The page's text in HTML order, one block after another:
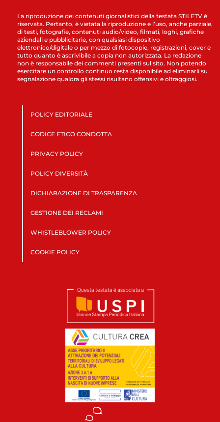
La riproduzione dei contenuti giornalistici della testata STILETV è
riservata. Pertanto, è vietata la riproduzione e l’uso, anche parziale,
di testi, fotografie, contenuti audio/video, filmati, loghi, grafiche
aziendali e pubblicitarie, con qualsiasi dispositivo
elettronico/digitale o per mezzo di fotocopie, registrazioni, cover e
tutto quanto è ascrivibile a copia non autorizzata. La redazione
non è responsabile dei commenti presenti sul sito. Non potendo
esercitare un controllo continuo resta disponibile ad eliminarli su
segnalazione qualora gli stessi risultano offensivi e oltraggiosi.
POLICY EDITORIALE
CODICE ETICO CONDOTTA
PRIVACY POLICY
POLICY DIVERSITÀ
DICHIARAZIONE DI TRASPARENZA
GESTIONE DEI RECLAMI
WHISTLEBLOWER POLICY
COOKIE POLICY